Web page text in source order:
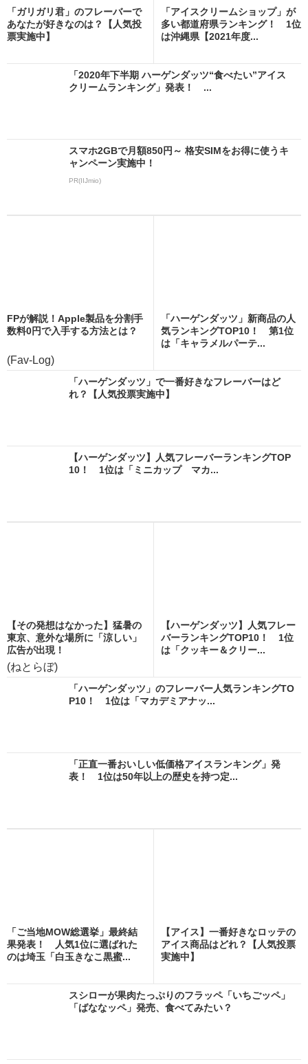
「ガリガリ君」のフレーバーで
あなたが好きなのは？【人気投
票実施中】
「アイスクリームショップ」が
多い都道府県ランキング！ 1位
は沖縄県【2021年度...
「2020年下半期 ハーゲンダッツ“食べたい”アイス
クリームランキング」発表！ ...
スマホ2GBで月額850円～ 格安SIMをお得に使うキ
ャンペーン実施中！
PR(IIJmio)
FPが解説！Apple製品を分割手
数料0円で入手する方法とは？
(Fav-Log)
「ハーゲンダッツ」新商品の人
気ランキングTOP10！ 第1位
は「キャラメルパーテ...
「ハーゲンダッツ」で一番好きなフレーバーはど
れ？【人気投票実施中】
【ハーゲンダッツ】人気フレーバーランキングTOP
10！ 1位は「ミニカップ マカ...
【その発想はなかった】猛暑の
東京、意外な場所に「涼しい」
広告が出現！
(ねとらぼ)
【ハーゲンダッツ】人気フレー
バーランキングTOP10！ 1位
は「クッキー＆クリー...
「ハーゲンダッツ」のフレーバー人気ランキングTO
P10！ 1位は「マカデミアナッ...
「正直一番おいしい低価格アイスランキング」発
表！ 1位は50年以上の歴史を持つ定...
「ご当地MOW総選挙」最終結
果発表！ 人気1位に選ばれた
のは埼玉「白玉きなこ黒蜜...
【アイス】一番好きなロッテの
アイス商品はどれ？【人気投票
実施中】
スシローが果肉たっぷりのフラッペ「いちごッペ」
「ばななッペ」発売、食べてみたい？